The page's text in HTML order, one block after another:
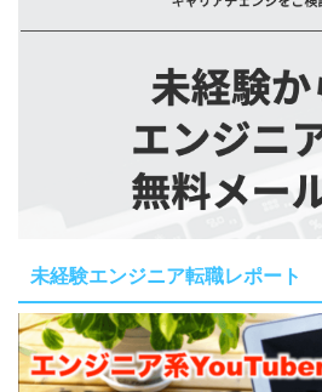
未経験エンジニア転職レポート